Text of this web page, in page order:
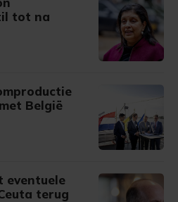
tot na
België
eventuele
terug